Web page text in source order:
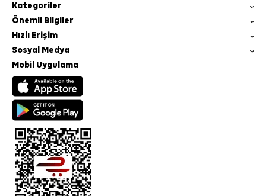
Kategoriler
Önemli Bilgiler
Hızlı Erişim
Sosyal Medya
Mobil Uygulama